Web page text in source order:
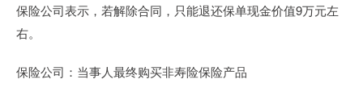
保险公司表示，若解除合同，只能退还保单现金价值9万元左
右。
保险公司：当事人最终购买非寿险保险产品